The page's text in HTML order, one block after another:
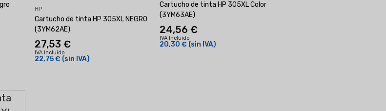
HP
Cartucho de tinta HP 305XL NEGRO
(3YM62AE)
27,53 €
IVA Incluido
22,75 € (sin IVA)
Cartucho de tinta HP 305XL Color
(3YM63AE)
24,56 €
IVA Incluido
20,30 € (sin IVA)